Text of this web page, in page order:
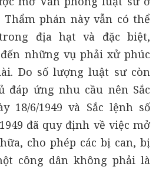
phán này vẫn có thể
địa hạt và đặc biệt,
những vụ phải xử phúc
Do số lượng luật sư còn
đáp ứng nhu cầu nên Sắc
18/6/1949 và Sắc lệnh số
đã quy định về việc mở
cho phép các bị can, bị
công dân không phải là